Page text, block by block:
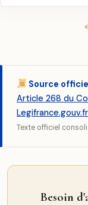
Source
Article 268 du
Legifrance.gouv.fr
Texte officiel
Besoin